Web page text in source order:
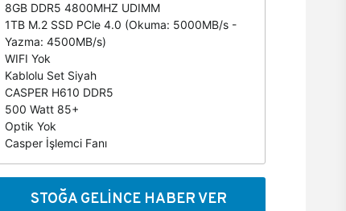
8GB DDR5 4800MHZ UDIMM
1TB M.2 SSD PCle 4.0 (Okuma: 5000MB/s -
Yazma: 4500MB/s)
WIFI Yok
Kablolu Set Siyah
CASPER H610 DDR5
500 Watt 85+
Optik Yok
Casper İşlemci Fanı
STOĞA GELİNCE HABER VER